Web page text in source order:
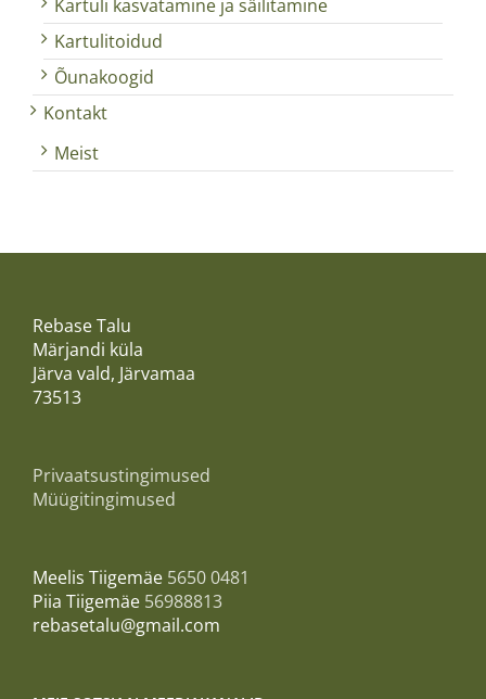
Kartuli kasvatamine ja säilitamine
Kartulitoidud
Õunakoogid
Kontakt
Meist
Rebase Talu
Märjandi küla
Järva vald, Järvamaa
73513
Privaatsustingimused
Müügitingimused
Meelis Tiigemäe 5650 0481
Piia Tiigemäe 56988813
rebasetalu@gmail.com